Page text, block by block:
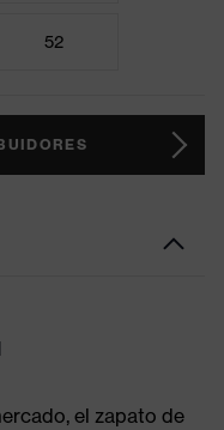
52
el zapato de